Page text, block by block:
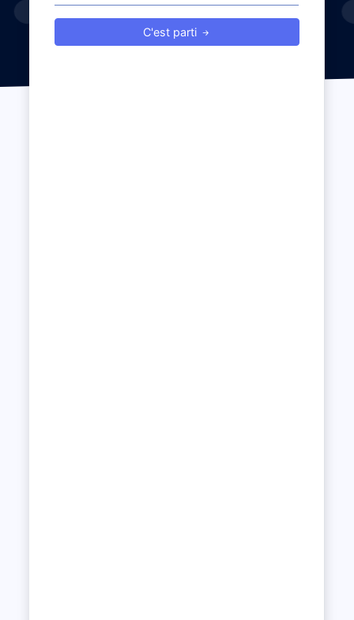
C'est parti